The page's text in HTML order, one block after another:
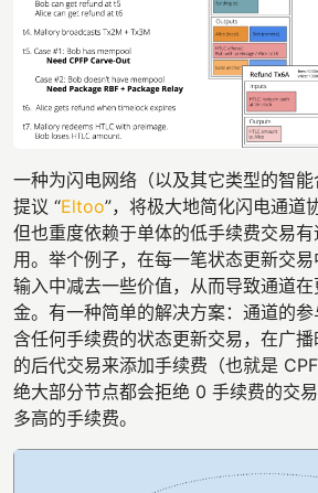
一种为闪电网络（以及其它类型的智
提议 “Eltoo”，将极大地简化闪电通道
但也重度依赖于单体的低手续费交易
用。举个例子，在每一笔状态更新交
输入中减去一些价值，从而导致通道在
金。有一种简单的解决方案：通道的
含任何手续费的状态更新交易，在广
的后代交易来添加手续费（也就是
绝大部分节点都会拒绝 0 手续费的交
多高的手续费。